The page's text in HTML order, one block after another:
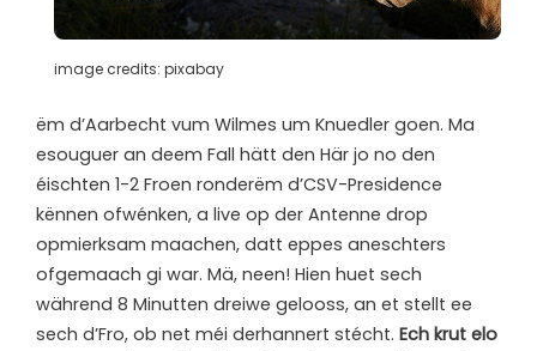
image credits: pixabay
ëm d’Aarbecht vum Wilmes um Knuedler goen. Ma
esouguer an deem Fall hätt den Här jo no den
éischten 1-2 Froen ronderëm d’CSV-Presidence
kënnen ofwénken, a live op der Antenne drop
opmierksam maachen, datt eppes aneschters
ofgemaach gi war. Mä, neen! Hien huet sech
während 8 Minutten dreiwe gelooss, an et stellt ee
sech d’Fro, ob net méi derhannert stécht. Ech krut elo